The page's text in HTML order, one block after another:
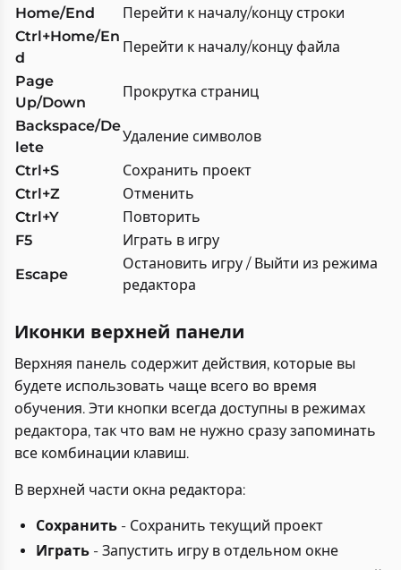
Home/End
Перейти к началу/концу строки
Ctrl+Home/En
d
Перейти к началу/концу файла
Page
Up/Down
Прокрутка страниц
Backspace/De
lete
Удаление символов
Ctrl+S
Сохранить проект
Ctrl+Z
Отменить
Ctrl+Y
Повторить
F5
Играть в игру
Escape
Остановить игру / Выйти из режима
редактора
Иконки верхней панели
Верхняя панель содержит действия, которые вы
будете использовать чаще всего во время
обучения. Эти кнопки всегда доступны в режимах
редактора, так что вам не нужно сразу запоминать
все комбинации клавиш.
В верхней части окна редактора:
Сохранить - Сохранить текущий проект
Играть - Запустить игру в отдельном окне